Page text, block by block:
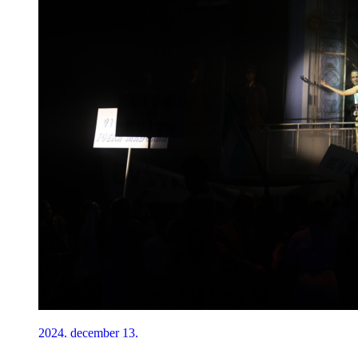
2024. december 13.